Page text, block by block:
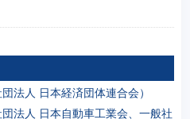
法人 日本経済団体連合会）
法人 日本自動車工業会、一般社